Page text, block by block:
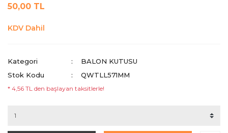
50,00 TL
KDV Dahil
Kategori
BALON KUTUSU
Stok Kodu
QWTLL571MM
* 4,56 TL den başlayan taksitlerle!